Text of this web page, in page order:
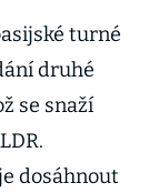
turné
druhé
se snaží
dosáhnout